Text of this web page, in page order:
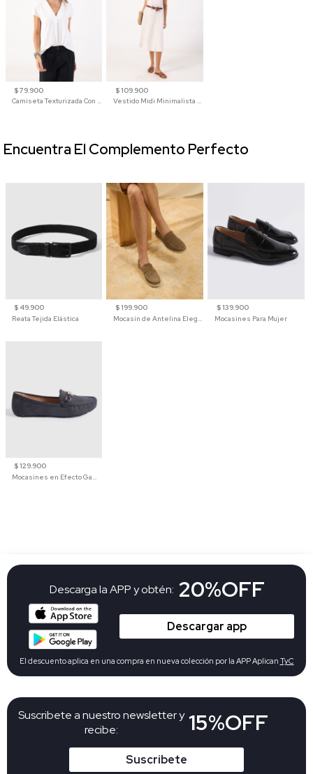
$ 79.900
Camiseta Texturizada Con Cuello En V Para Mujer
$ 109.900
Vestido Midi Minimalista De Silueta Amplia
$ 49.900
Reata Tejida Elástica
$ 199.900
Mocasín de Antelina Elegante con Suela de Contraste Para Hombre
$ 139.900
Mocasines Para Mujer
$ 129.900
Mocasines en Efecto Gamuzado Para Mujer
Encuentra El Complemento Perfecto
Suscribete a nuestro newsletter y
recibe:
15%OFF
Suscribete
Descarga la APP y obtén: 20%OFF
Descargar app
El descuento aplica en una compra en nueva colección por la APP Aplican TyC